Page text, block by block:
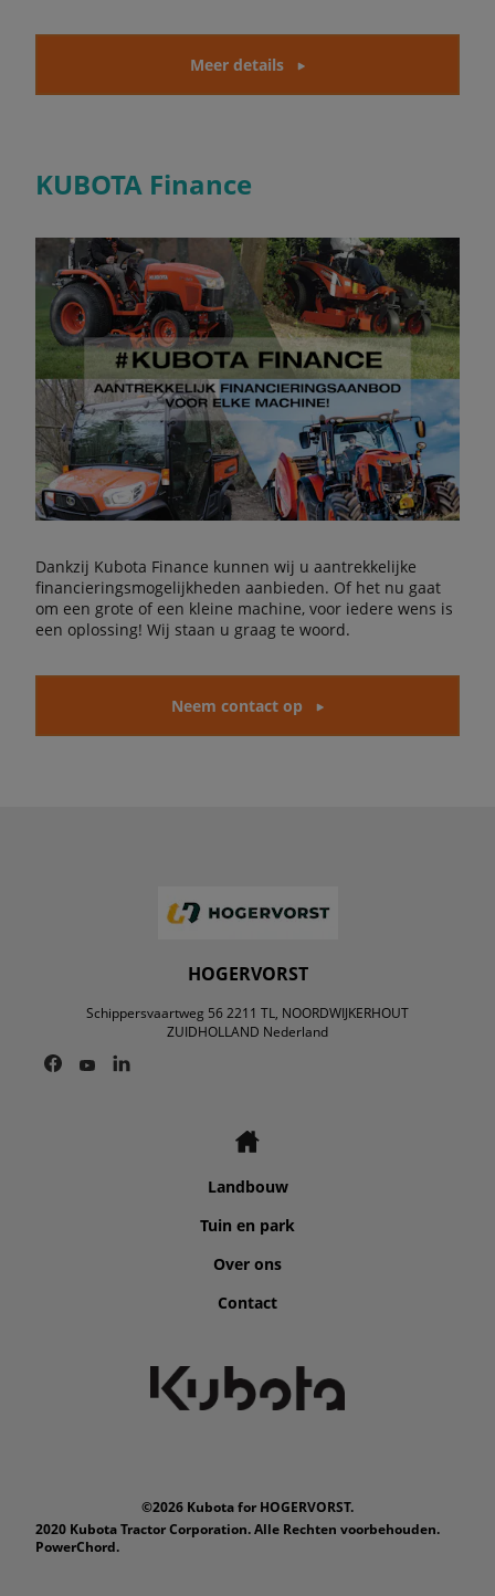
Meer details
KUBOTA Finance
Dankzij Kubota Finance kunnen wij u aantrekkelijke
financieringsmogelijkheden aanbieden. Of het nu gaat
om een grote of een kleine machine, voor iedere wens is
een oplossing! Wij staan u graag te woord.
Neem contact op
HOGERVORST
Schippersvaartweg 56 2211 TL, NOORDWIJKERHOUT
ZUIDHOLLAND Nederland
Landbouw
Tuin en park
Over ons
Contact
©2026 Kubota for HOGERVORST.
2020 Kubota Tractor Corporation. Alle Rechten voorbehouden.
PowerChord.